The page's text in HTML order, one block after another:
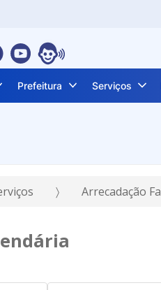
Prefeitura Serviços
Arrecadação